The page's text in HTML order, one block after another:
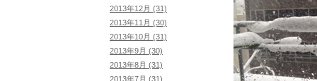
2013年12月 (31)
2013年11月 (30)
2013年10月 (31)
2013年9月 (30)
2013年8月 (31)
2013年7月 (31)